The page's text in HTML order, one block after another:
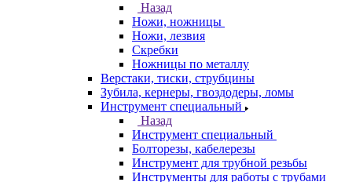
Назад
Ножи, ножницы
Ножи, лезвия
Скребки
Ножницы по металлу
Верстаки, тиски, струбцины
Зубила, кернеры, гвоздодеры, ломы
Инструмент специальный
Назад
Инструмент специальный
Болторезы, кабелерезы
Инструмент для трубной резьбы
Инструменты для работы с трубами